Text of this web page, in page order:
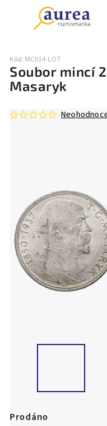
Soubor mincí
Masaryk
Kód: MC014-LOT
Prodáno